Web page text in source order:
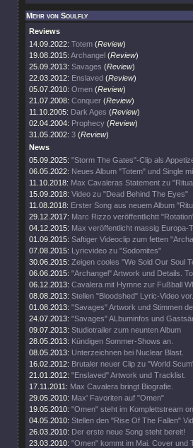
Mehr von Soulfly
Reviews
14.09.2022: Totem (Review)
19.08.2015: Archangel (Review)
25.09.2013: Savages (Review)
22.03.2012: Enslaved (Review)
05.07.2010: Omen (Review)
21.07.2008: Conquer (Review)
11.10.2005: Dark Ages (Review)
02.04.2004: Prophecy (Review)
31.05.2002: 3 (Review)
News
05.09.2025: "Storm The Gates"-Clip als
06.05.2022: Neues Album "Totem" und Single
11.10.2018: Max Cavaleras Statement zu
15.09.2018: Video zu "Dead Behind The Eyes"
11.08.2018: Erster Song aus neuem Album
29.12.2017: Marc Rizzo veröffentlichtt
04.12.2015: Max veröffentlicht massig Europa-
01.09.2015: Saftiger Videoclip zum fetten
07.08.2015: Lyricvideo zu "Sodomites"
30.06.2015: Zeigen cooles "We Sold Our Soul
06.06.2015: "Archangel" Artwork und Details.
06.12.2013: Cavalera mit Hymne zur Fußball
08.08.2013: Stellen "Bloodshed" Lyric-Video vor.
01.08.2013: "Savages" Artwork und Stimmen
24.07.2013: "Savages" ALbuminfos und
09.07.2013: Studiotrailer zum neunten Album
28.05.2013: Kündigen Sommer-Shows an.
08.05.2013: Unterzeichnen bei Nuclear Blast.
16.02.2012: Brutaler neuer Clip zu "World
21.01.2012: "Enslaved" Artwork und Tracklist.
17.11.2011: Max Cavalera bringt Biografie.
29.05.2010: Max' Favoriten auf "Omen"
19.05.2010: "Omen" steht im Komplettstream
04.05.2010: Stellen den "Rise Of The Fallen"
26.03.2010: Der erste neue Song steht bereit!
23.03.2010: "Omen" kommt im Mai. Cover und